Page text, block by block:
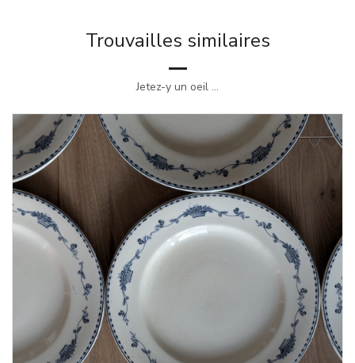
Trouvailles similaires
Jetez-y un oeil ...